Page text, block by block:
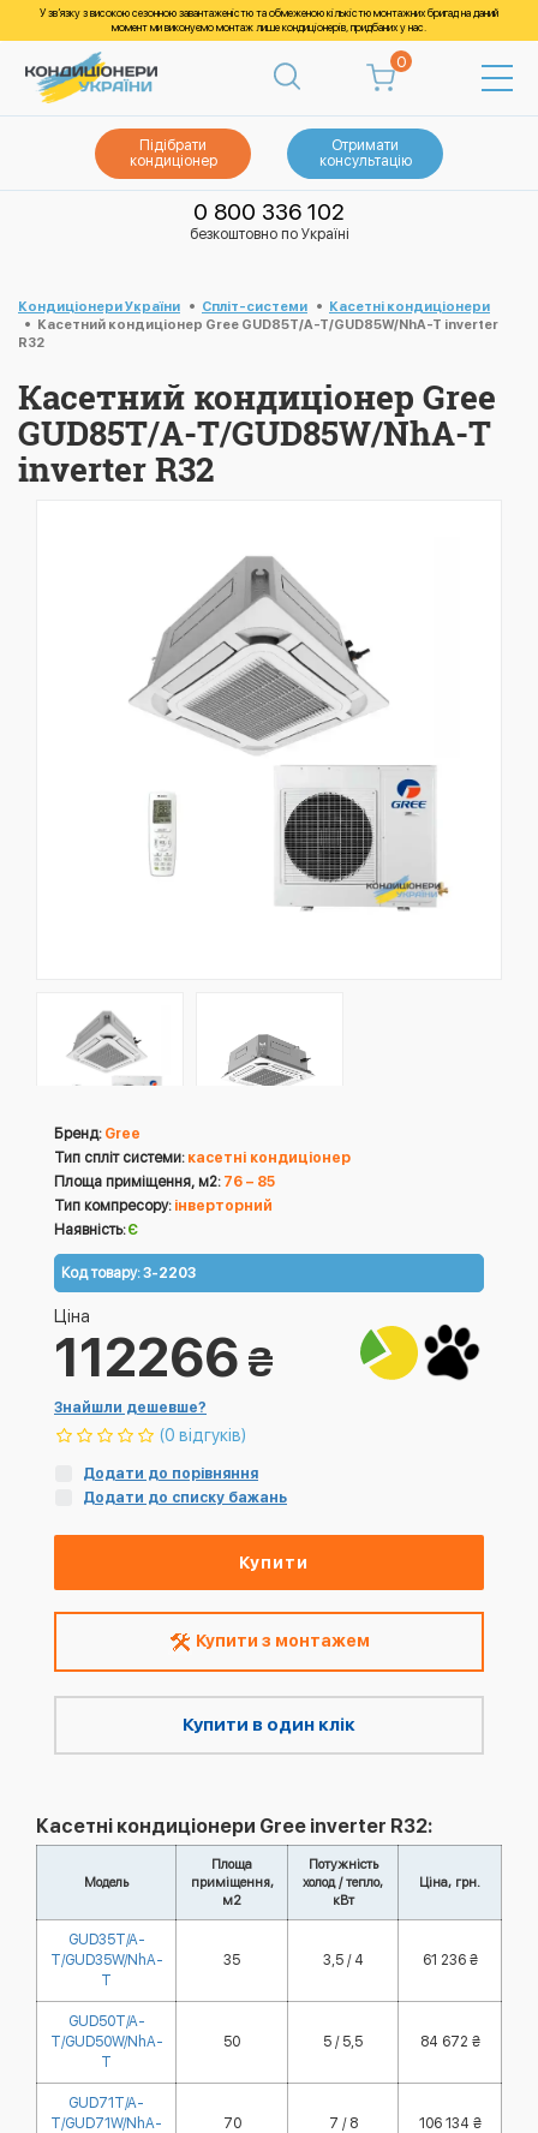
У зв’язку з високою сезонною завантаженістю та обмеженою кількістю монтажних бригад на даний
момент ми виконуємо монтаж лише кондиціонерів, придбаних у нас.
0
Підібрати
кондиціонер
Отримати
консультацію
0 800 336 102
безкоштовно по Україні
Кондиціонери України Спліт-системи
Касетні кондиціонери
Касетний кондиціонер Gree GUD85T/A-T/GUD85W/NhA-T inverter
R32
Касетний кондиціонер Gree
GUD85T/A-T/GUD85W/NhA-T
inverter R32
Бренд: Gree
Тип спліт системи: касетні кондиціонер
Площа приміщення, м2: 76 – 85
Тип компресору: інверторний
Наявність:Є
Код товару:3-2203
Ціна
112266 ₴
Знайшли дешевше?
(0 відгуків)
Додати до порівняння
Додати до списку бажань
Купити
Купити з монтажем
Купити в один клік
Касетні кондиціонери Gree inverter R32:
Модель
Площа
приміщення,
м2
Потужність
холод / тепло,
кВт
Ціна, грн.
GUD35T/A-
T/GUD35W/NhA-
T
35 3,5 / 4 61 236 ₴
GUD50T/A-
T/GUD50W/NhA-
T
50 5 / 5,5 84 672 ₴
GUD71T/A-
T/GUD71W/NhA-
70 7 / 8 106 134 ₴